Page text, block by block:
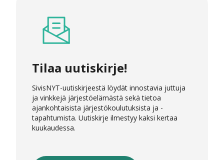
Tilaa uutiskirje!
SivisNYT-uutiskirjeestä löydät innostavia juttuja
ja vinkkejä järjestöelämästä sekä tietoa
ajankohtaisista järjestökoulutuksista ja -
tapahtumista. Uutiskirje ilmestyy kaksi kertaa
kuukaudessa.